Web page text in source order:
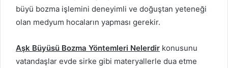
büyü bozma işlemini deneyimli ve doğuştan yeteneği
olan medyum hocaların yapması gerekir.
Aşk Büyüsü Bozma Yöntemleri Nelerdir konusunu
vatandaşlar evde sirke gibi materyallerle dua etme